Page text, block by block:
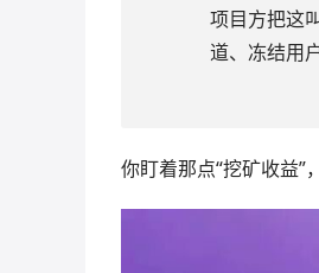
项目方把这
道、冻结用
你盯着那点“挖矿收益”